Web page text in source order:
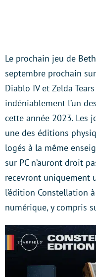
Le prochain jeu de
septembre prochain
Diablo IV et Zelda
indéniablement l’un
cette année 2023. Les
une des éditions
logés à la même
sur PC n’auront droit
recevront uniquement
l’édition Constellation
numérique, y compris